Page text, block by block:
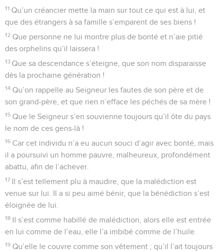
11 Qu’un créancier mette la main sur tout ce qui est à lui, et
que des étrangers à sa famille s’emparent de ses biens !
12 Que personne ne lui montre plus de bonté et n’aie pitié
des orphelins qu’il laissera !
13 Que sa descendance s’éteigne, que son nom disparaisse
dès la prochaine génération !
14 Qu’on rappelle au Seigneur les fautes de son père et de
son grand-père, et que rien n’efface les péchés de sa mère !
15 Que le Seigneur s’en souvienne toujours qu’il ôte du pays
le nom de ces gens-là !
16 Car cet individu n’a eu aucun souci d’agir avec bonté, mais
il a poursuivi un homme pauvre, malheureux, profondément
abattu, afin de l’achever.
17 Il s’est tellement plu à maudire, que la malédiction est
venue sur lui. Il a si peu aimé bénir, que la bénédiction s’est
éloignée de lui.
18 Il s’est comme habillé de malédiction, alors elle est entrée
en lui comme de l’eau, elle l’a imbibé comme de l’huile.
19 Qu’elle le couvre comme son vêtement ; qu’il l’ait toujours